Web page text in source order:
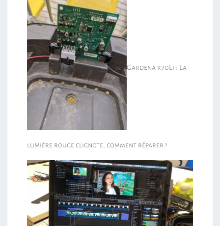
Gardena r70Li : La
lumière rouge clignote, comment réparer ?